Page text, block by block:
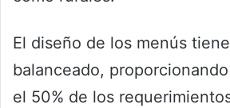
El diseño de los menús
balanceado,
el 50% de los